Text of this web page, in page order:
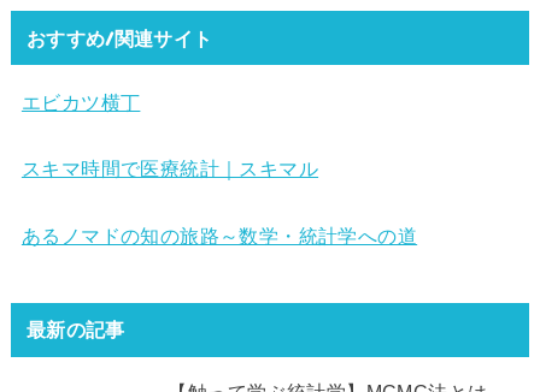
おすすめ/関連サイト
エビカツ横丁
スキマ時間で医療統計｜スキマル
あるノマドの知の旅路～数学・統計学への道
最新の記事